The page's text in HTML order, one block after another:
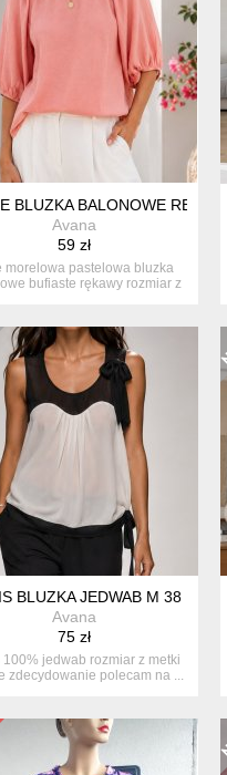
BLUZKA BALONOWE RĘKAWY
Avana
59 zł
morelowa pastelowa bluzka
bufiaste rękawy rozmiar z
BLUZKA JEDWAB M 38
Avana
75 zł
100% jedwab rozmiar z metki
zdecydowanie polecam na ...